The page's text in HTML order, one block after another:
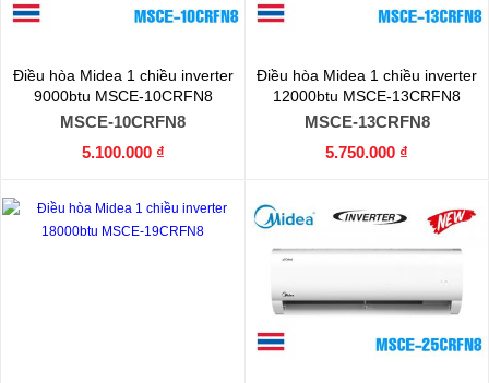
Điều hòa Midea 1 chiều inverter
9000btu MSCE-10CRFN8
MSCE-10CRFN8
5.100.000 ₫
Điều hòa Midea 1 chiều inverter
12000btu MSCE-13CRFN8
MSCE-13CRFN8
5.750.000 ₫